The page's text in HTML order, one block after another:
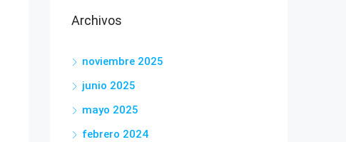
Archivos
noviembre 2025
junio 2025
mayo 2025
febrero 2024